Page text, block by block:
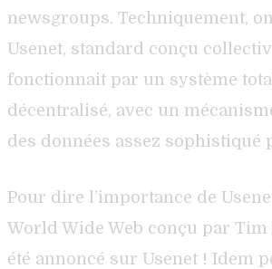
newsgroups. Techniquement,
Usenet, standard conçu
fonctionnait par un système
décentralisé, avec un
des données assez sophistiqué
Pour dire l’importance de
World Wide Web conçu par Tim
été annoncé sur Usenet ! Idem